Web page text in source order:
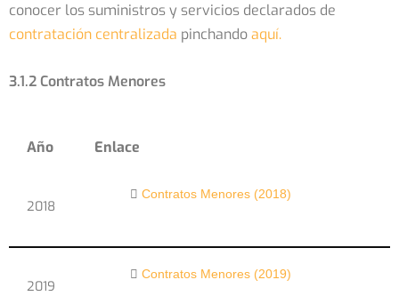
conocer los suministros y servicios declarados de
contratación centralizada pinchandoaquí.
3.1.2 Contratos Menores
Año Enlace
2018
Contratos Menores (2018)
2019
Contratos Menores (2019)